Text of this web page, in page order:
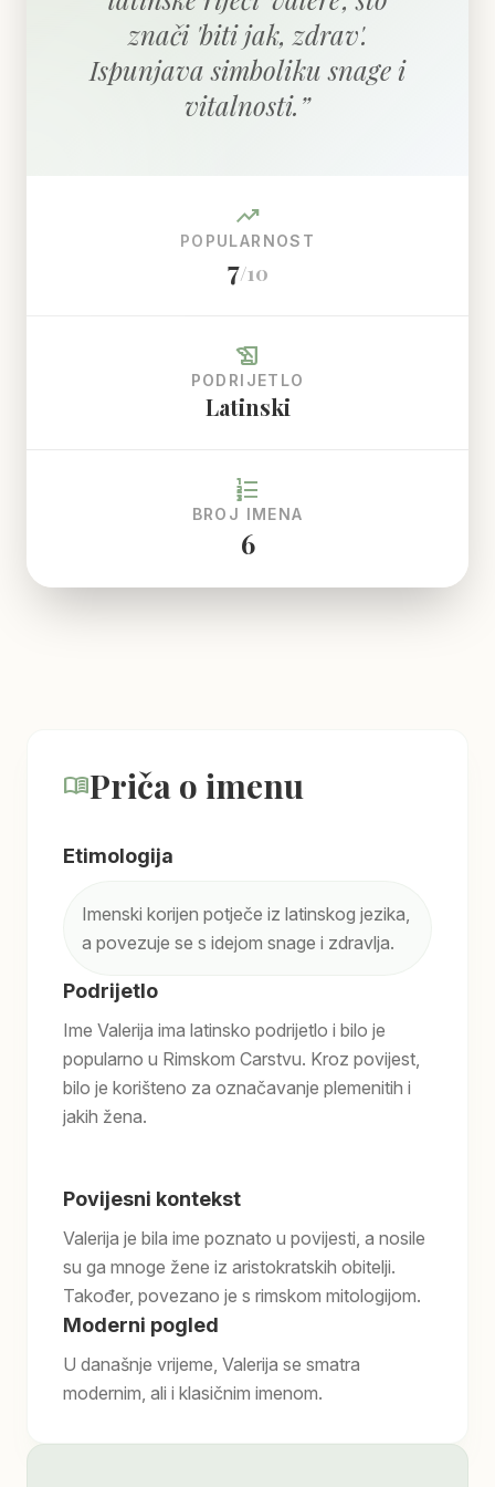
znači 'biti jak, zdrav'.
Ispunjava simboliku snage i
vitalnosti.”
trending_up
POPULARNOST
7/10
history_edu
PODRIJETLO
Latinski
format_list_numbered
BROJ IMENA
6
menu_bookPriča o imenu
Etimologija
Imenski korijen potječe iz latinskog jezika,
a povezuje se s idejom snage i zdravlja.
Podrijetlo
Ime Valerija ima latinsko podrijetlo i bilo je
popularno u Rimskom Carstvu. Kroz povijest,
bilo je korišteno za označavanje plemenitih i
jakih žena.
Povijesni kontekst
Valerija je bila ime poznato u povijesti, a nosile
su ga mnoge žene iz aristokratskih obitelji.
Također, povezano je s rimskom mitologijom.
Moderni pogled
U današnje vrijeme, Valerija se smatra
modernim, ali i klasičnim imenom.